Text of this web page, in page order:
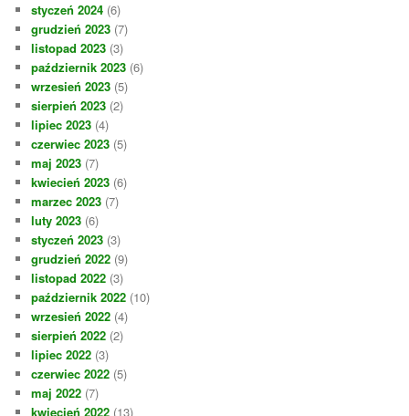
styczeń 2024 (6)
grudzień 2023 (7)
listopad 2023 (3)
październik 2023 (6)
wrzesień 2023 (5)
sierpień 2023 (2)
lipiec 2023 (4)
czerwiec 2023 (5)
maj 2023 (7)
kwiecień 2023 (6)
marzec 2023 (7)
luty 2023 (6)
styczeń 2023 (3)
grudzień 2022 (9)
listopad 2022 (3)
październik 2022 (10)
wrzesień 2022 (4)
sierpień 2022 (2)
lipiec 2022 (3)
czerwiec 2022 (5)
maj 2022 (7)
kwiecień 2022 (13)